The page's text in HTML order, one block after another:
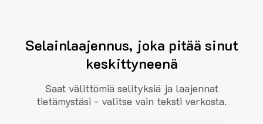
Selainlaajennus, joka pitää sinut
keskittyneenä
Saat välittömiä selityksiä ja laajennat
tietämystäsi - valitse vain teksti verkosta.